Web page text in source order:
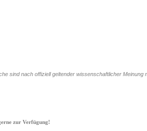
sind nach offiziell geltender wissenschaftlicher Meinung
zur Verfügung!